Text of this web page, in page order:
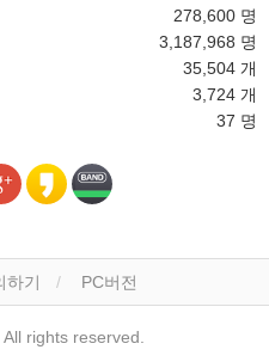
278,600 명
3,187,968 명
35,504 개
3,724 개
37 명
하기 PC버전
All rights reserved.